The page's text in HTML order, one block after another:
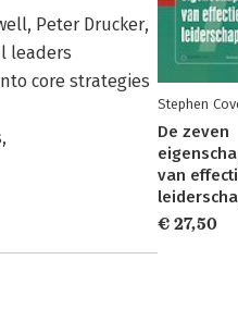
Peter Drucker,
leaders
core strategies
Stephen
De zeven
van
€ 27,50